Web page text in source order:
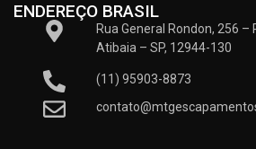
ENDEREÇO BRASIL
Rua General Rondon, 256 –
Atibaia – SP, 12944-130
(11) 95903-8873